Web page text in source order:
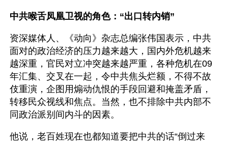
中共喉舌凤凰卫视的角色：“出口转内销”
资深媒体人、《动向》杂志总编张伟国表示，中共
面对的政治经济的压力越来越大，国内外危机越来
越深重，官民对立冲突越来越严重，各种危机在09
年汇集、交叉在一起，令中共焦头烂额，不得不故
伎重演，企图用煽动仇恨的手段回避和掩盖矛盾，
转移民众视线和焦点。当然，也不排除中共内部不
同政治派别间内斗的因素。
他说，老百姓现在也都知道要把中共的话“倒过来